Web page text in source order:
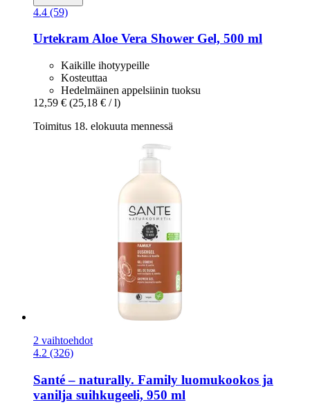
4.4 (59)
UrtekramAloe Vera Shower Gel, 500 ml
Kaikille ihotyypeille
Kosteuttaa
Hedelmäinen appelsiinin tuoksu
12,59 € (25,18 € / l)
Toimitus 18. elokuuta mennessä
2 vaihtoehdot
4.2 (326)
Santé – naturally. Family luomukookos ja
vanilja suihkugeeli, 950 ml